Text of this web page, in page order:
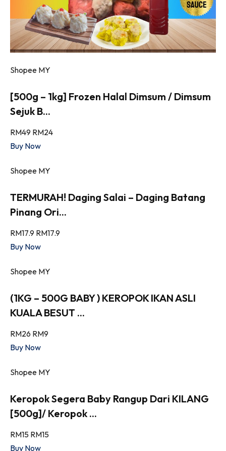
Shopee MY
[500g – 1kg] Frozen Halal Dimsum / Dimsum
Sejuk B...
RM49 RM24
Buy Now
Shopee MY
TERMURAH! Daging Salai – Daging Batang
Pinang Ori...
RM17.9 RM17.9
Buy Now
Shopee MY
(1KG – 500G BABY ) KEROPOK IKAN ASLI
KUALA BESUT ...
RM26 RM9
Buy Now
Shopee MY
Keropok Segera Baby Rangup Dari KILANG
[500g]/ Keropok ...
RM15 RM15
Buy Now